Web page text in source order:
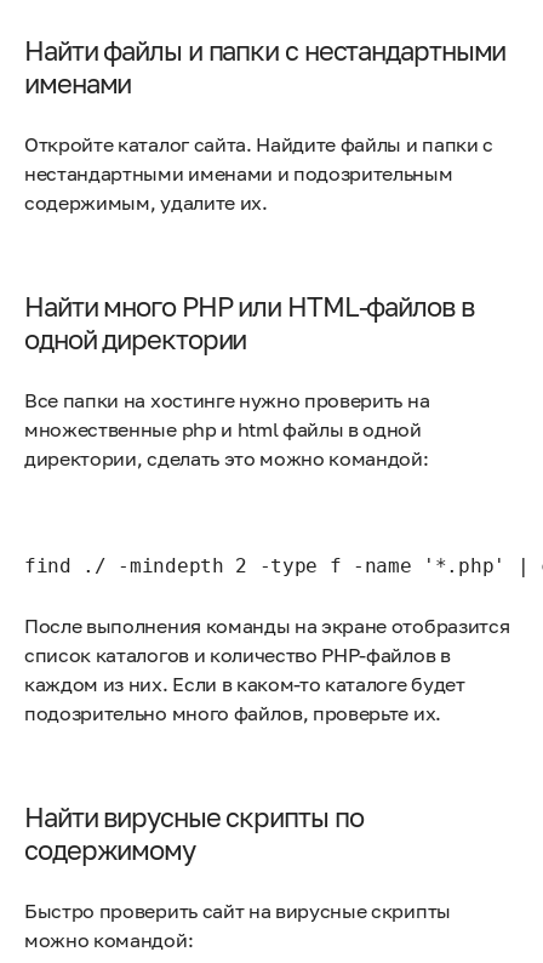
Найти файлы и папки с нестандартными
именами
Откройте каталог сайта. Найдите файлы и папки с
нестандартными именами и подозрительным
содержимым, удалите их.
Найти много PHP или HTML-файлов в
одной директории
Все папки на хостинге нужно проверить на
множественные php и html файлы в одной
директории, сделать это можно командой:
find ./ -mindepth 2 -type f -name
После выполнения команды на экране отобразится
список каталогов и количество PHP-файлов в
каждом из них. Если в каком-то каталоге будет
подозрительно много файлов, проверьте их.
Найти вирусные скрипты по
содержимому
Быстро проверить сайт на вирусные скрипты
можно командой: